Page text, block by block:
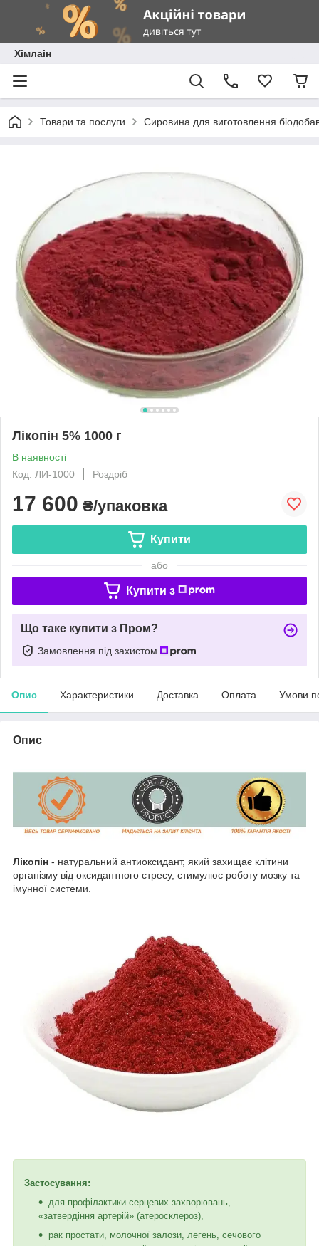
Хімлаін
Товари та послуги Сировина для виготовлення
Лікопін 5% 1000 г
В наявності
Код: ЛИ-1000
Роздріб
17 600 ₴/упаковка
Купити
або
Купити з
Що таке купити з Пром?
Замовлення під захистом
Опис Характеристики Доставка Оплата Умови
Опис
Лікопін - натуральний антиоксидант, який захищає клітини
організму від оксидантного стресу, стимулює роботу мозку та
імунної системи.
Застосування:
для профілактики серцевих захворювань,
«затвердіння артерій» (атеросклероз),
рак простати, молочної залози, легень, сечового